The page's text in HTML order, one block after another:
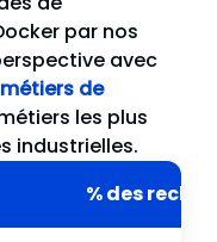
par nos
avec
de
les plus
industrielles.
% des